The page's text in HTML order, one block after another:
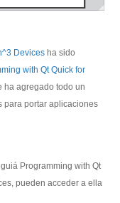
Devices ha sido
with Qt Quick for
ha agregado todo un
para portar aplicaciones
Programming with Qt
pueden acceder a ella